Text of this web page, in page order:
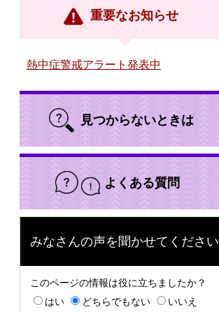
重要なお知らせ
熱中症警戒アラート発表中
見つからないときは
よくある質問
みなさんの声を聞かせてください
このページの情報は役に立ちましたか？
はい
どちらでもない いいえ